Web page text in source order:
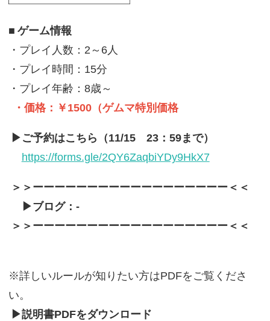
■ ゲーム情報
・プレイ人数：2～6人
・プレイ時間：15分
・プレイ年齢：8歳～
・価格：￥1500（ゲムマ特別価格
▶ご予約はこちら（11/15 23：59まで）
https://forms.gle/2QY6ZaqbiYDy9HkX7
＞＞ーーーーーーーーーーーーーーーーーー＜＜
▶ブログ：-
＞＞ーーーーーーーーーーーーーーーーーー＜＜
※詳しいルールが知りたい方はPDFをご覧くださ
い。
▶説明書PDFをダウンロード